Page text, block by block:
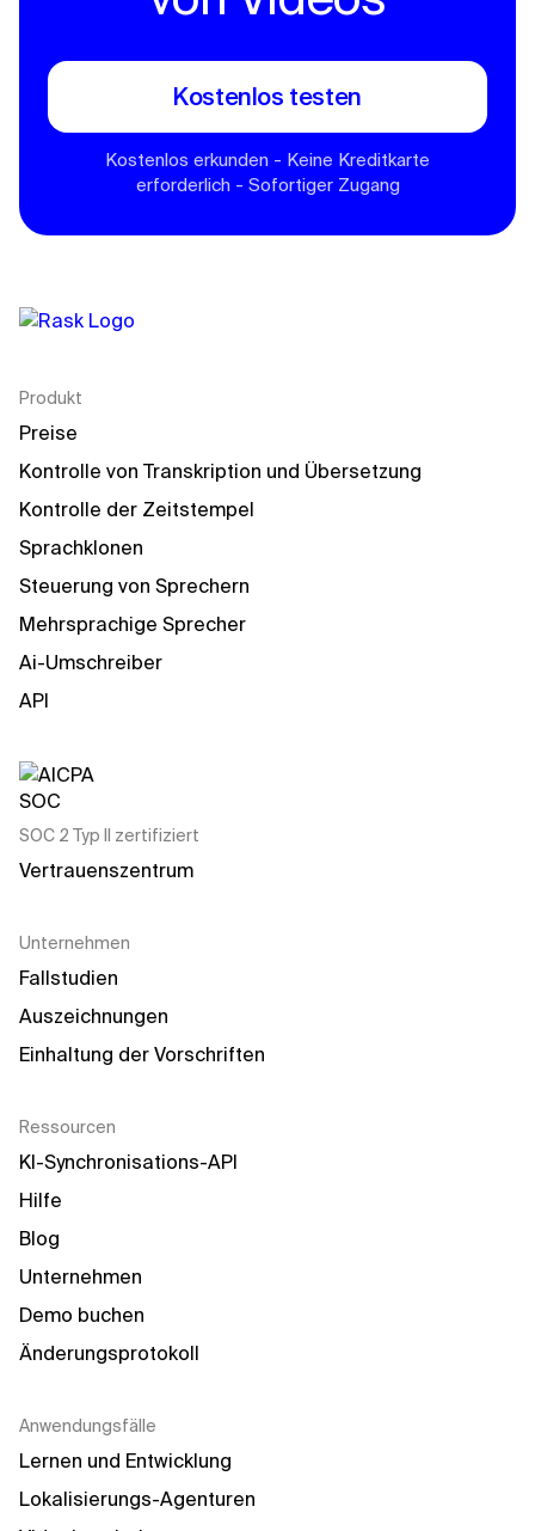
Kostenlos testen
Kostenlos erkunden - Keine Kreditkarte
erforderlich - Sofortiger Zugang
Produkt
Preise
Kontrolle von Transkription und Übersetzung
Kontrolle der Zeitstempel
Sprachklonen
Steuerung von Sprechern
Mehrsprachige Sprecher
Ai-Umschreiber
API
SOC 2 Typ II zertifiziert
Vertrauenszentrum
Unternehmen
Fallstudien
Auszeichnungen
Einhaltung der Vorschriften
Ressourcen
KI-Synchronisations-API
Hilfe
Blog
Unternehmen
Demo buchen
Änderungsprotokoll
Anwendungsfälle
Lernen und Entwicklung
Lokalisierungs-Agenturen